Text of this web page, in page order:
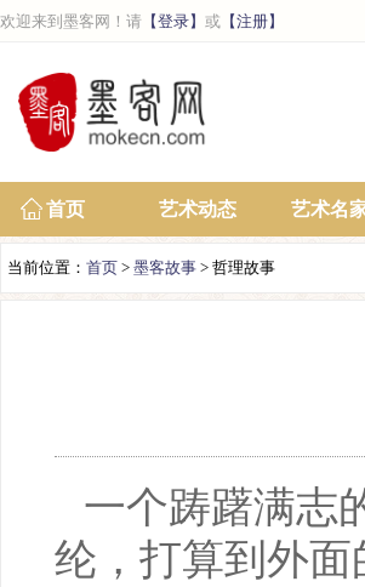
欢迎来到墨客网！请 【登录】 或 【注册】
首页 艺术动态 艺术名
当前位置： 首页 > 墨客故事 > 哲理故事
一个踌躇满志
纶，打算到外